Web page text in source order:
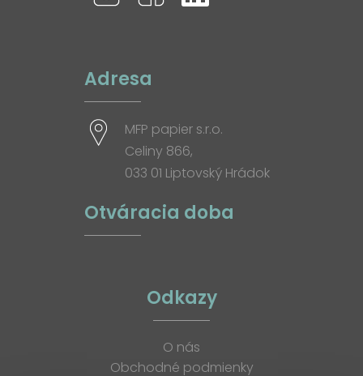
Adresa
MFP papier s.r.o.
Celiny 866,
033 01 Liptovský Hrádok
Otváracia doba
Odkazy
O nás
Obchodné podmienky